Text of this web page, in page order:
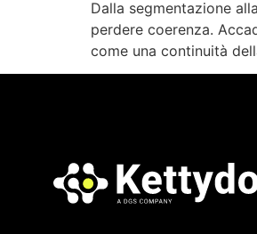
Dalla segmentazione
perdere coerenza.
come una continuità